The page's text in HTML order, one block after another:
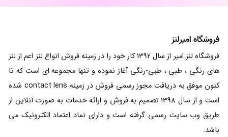
فروشگاه امیرلنز
فروشگاه لنز امیر از سال 1392 کار خود را در زمینه فروش انواع لنز اعم از لنز
های رنگی ، طبی ، طبی-رنگی آغاز نموده و تنها مجموعه ای است که تا
کنون موفق به دریافت مجوز رسمی فروش در زمینه contact lens شده
است و از سال 1398 تصمیم به فروش و ارائه خدمات به صورت آنلاین از
طریق وب سایت رسمی گرفته است و دارای نماد اعتماد الکترونیک می
باشد.